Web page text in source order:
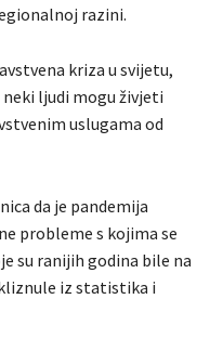
razini.
kriza u svijetu,
ljudi mogu živjeti
uslugama od
da je pandemija
probleme s kojima se
su ranijih godina bile na
iz statistika i